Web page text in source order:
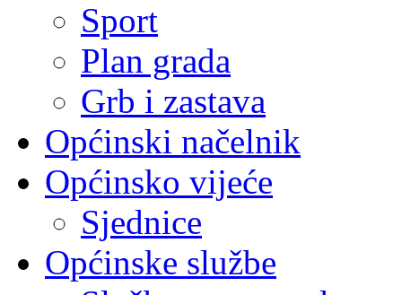
Sport
Plan grada
Grb i zastava
Općinski načelnik
Općinsko vijeće
Sjednice
Općinske službe